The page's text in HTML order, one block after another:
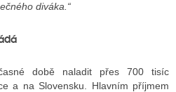
diváka.“
době naladit přes 700 tisíc
a na Slovensku. Hlavním příjmem